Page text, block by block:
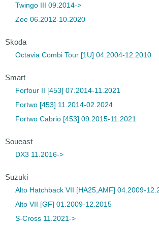
Twingo III 09.2014->
Zoe 06.2012-10.2020
Skoda
Octavia Combi Tour [1U] 04.2004-12.2010
Smart
Forfour II [453] 07.2014-11.2021
Fortwo [453] 11.2014-02.2024
Fortwo Cabrio [453] 09.2015-11.2021
Soueast
DX3 11.2016->
Suzuki
Alto Hatchback VII [HA25,AMF] 04.2009-
Alto VII [GF] 01.2009-12.2015
S-Cross 11.2021->